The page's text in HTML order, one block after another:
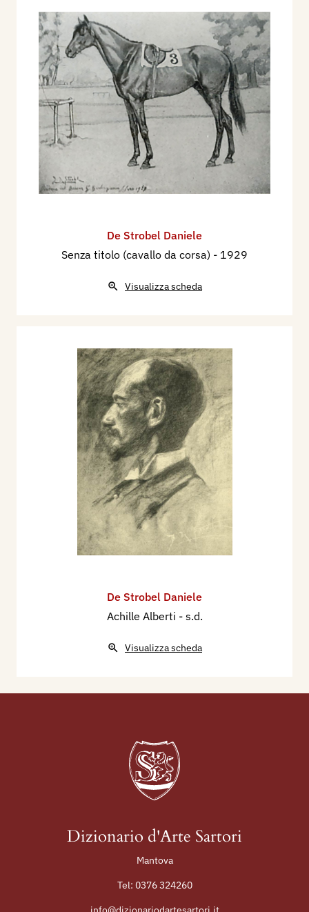
De Strobel Daniele
Senza titolo (cavallo da corsa) - 1929
Visualizza scheda
De Strobel Daniele
Achille Alberti - s.d.
Visualizza scheda
Dizionario d'Arte Sartori
Mantova
Tel: 0376 324260